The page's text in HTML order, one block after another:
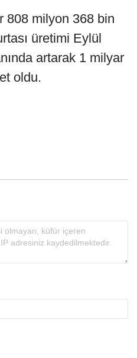
808 milyon 368 bin
üretimi Eylül
artarak 1 milyar
oldu.